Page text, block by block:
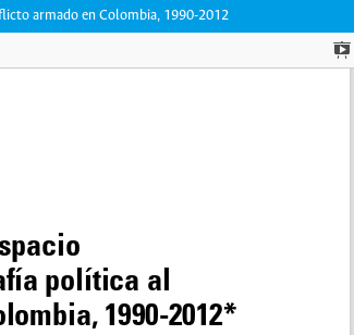
armado en Colombia, 1990-2012